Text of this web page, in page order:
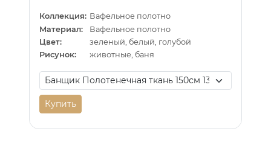
Коллекция: Вафельное полотно
Материал:
Вафельное полотно
Цвет:
зеленый, белый, голубой
Рисунок:
животные, баня
Купить